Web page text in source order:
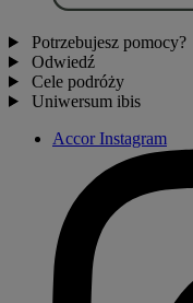
Potrzebujesz pomocy?
Odwiedź
Cele podróży
Uniwersum ibis
Accor Instagram